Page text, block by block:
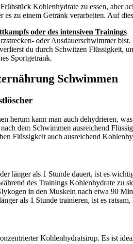
Kohlenhydrate zu essen, aber
zu einem Getränk verarbeiten. Auf
oder des intensiven Trainings
oder Ausdauerschwimmer
du durch Schwitzen Flüssigkeit,
Sportgetränk.
Schwimmen
herum kann man auch dehydrieren,
dem Schwimmen ausreichend
Flüssigkeit auch ausreichend
länger als 1 Stunde dauert, ist es
des Trainings Kohlenhydrate zu
in den Muskeln nach etwa 90
als 1 Stunde trainieren, ist es
Kohlenhydratsirup. Es ist